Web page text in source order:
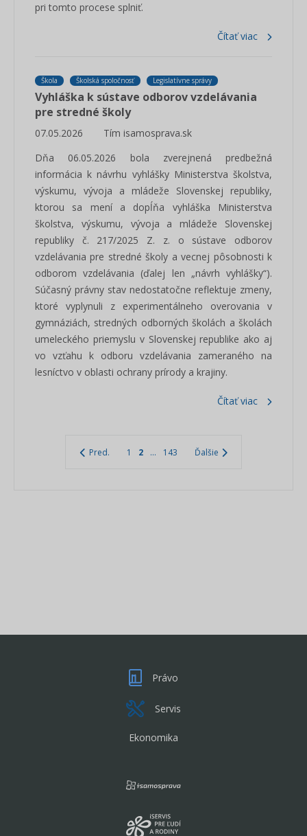
pri tomto procese splniť.
Čítať viac
Škola Školská spoločnosť Legislatívne správy
Vyhláška k sústave odborov vzdelávania
pre stredné školy
07.05.2026
Tím isamosprava.sk
Dňa 06.05.2026 bola zverejnená predbežná
informácia k návrhu vyhlášky Ministerstva školstva,
výskumu, vývoja a mládeže Slovenskej republiky,
ktorou sa mení a dopĺňa vyhláška Ministerstva
školstva, výskumu, vývoja a mládeže Slovenskej
republiky č. 217/2025 Z. z. o sústave odborov
vzdelávania pre stredné školy a vecnej pôsobnosti k
odborom vzdelávania (ďalej len „návrh vyhlášky“).
Súčasný právny stav nedostatočne reflektuje zmeny,
ktoré vyplynuli z experimentálneho overovania v
gymnáziách, stredných odborných školách a školách
umeleckého priemyslu v Slovenskej republike ako aj
vo vzťahu k odboru vzdelávania zameraného na
lesníctvo v oblasti ochrany prírody a krajiny.
Čítať viac
Pred. 1 2 ... 143 Ďalšie
Právo
Servis
Ekonomika